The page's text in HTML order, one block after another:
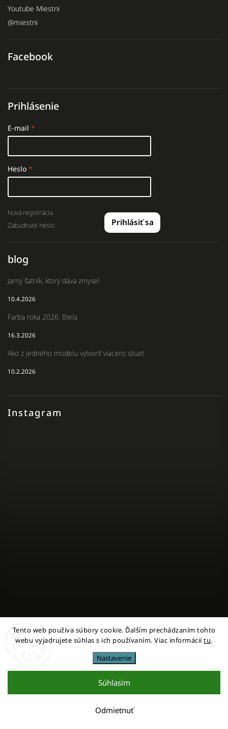
Tento web používa súbory cookie. Ďalším prechádzaním tohto
webu vyjadrujete súhlas s ich používaním. Viac informáciítu.
Nastavenie
Odmietnuť
Súhlasím
Youtube Miestni
@miestni
Facebook
Instagram
Sledovať na Instagrame
Prihlásenie
E-mail
Heslo
Prihlásiť sa
Nová registrácia
Zabudnuté heslo
blog
Jarný šatník, ktorý dáva zmysel
10.4.2026
Farba roka 2026: Biela
16.3.2026
Ako z jedného modelu vytvoriť viacero siluet
10.2.2026
Copyright 2026miestni. Všetky práva vyhradené.
Upraviť nastavenie cookies